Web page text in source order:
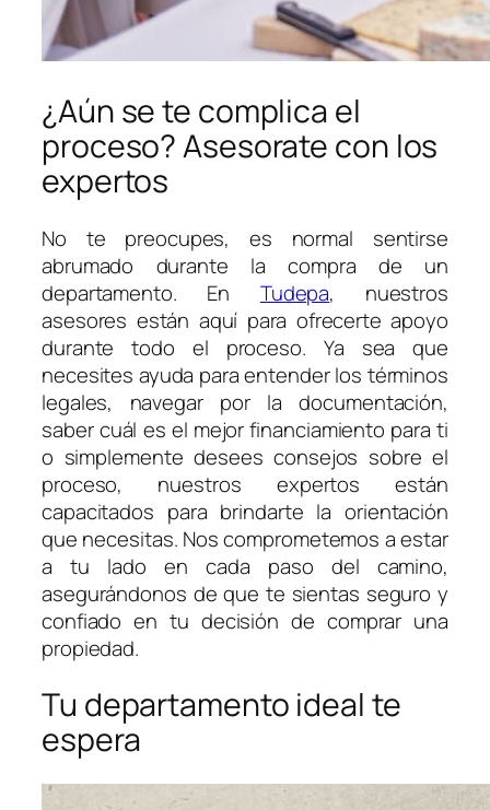
¿Aún se te complica el
proceso? Asesorate con los
expertos
No te preocupes, es normal sentirse
abrumado durante la compra de un
departamento. En Tudepa, nuestros
asesores están aquí para ofrecerte apoyo
durante todo el proceso. Ya sea que
necesites ayuda para entender los términos
legales, navegar por la documentación,
saber cuál es el mejor financiamiento para ti
o simplemente desees consejos sobre el
proceso, nuestros expertos están
capacitados para brindarte la orientación
que necesitas. Nos comprometemos a estar
a tu lado en cada paso del camino,
asegurándonos de que te sientas seguro y
confiado en tu decisión de comprar una
propiedad.
Tu departamento ideal te
espera